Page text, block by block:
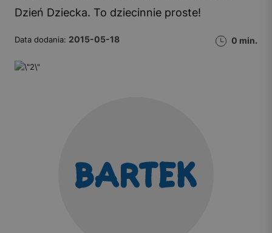
Dzień Dziecka. To dziecinnie proste!
Data dodania: 2015-05-18 0 min.